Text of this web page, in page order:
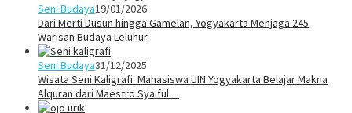
Seni Budaya19/01/2026
Dari Merti Dusun hingga Gamelan, Yogyakarta Menjaga 245
Warisan Budaya Leluhur
Seni Budaya31/12/2025
Wisata Seni Kaligrafi: Mahasiswa UIN Yogyakarta Belajar Makna
Alquran dari Maestro Syaiful…